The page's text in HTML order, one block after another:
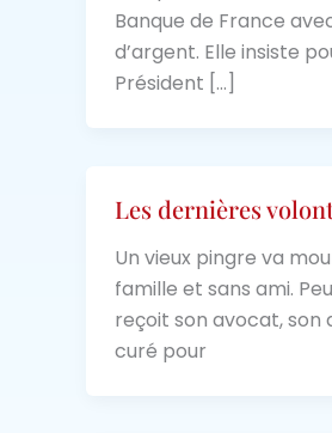
Banque de France
d’argent. Elle insiste
Président […]
Les dernières
Un vieux pingre va
famille et sans ami.
reçoit son avocat, son
curé pour